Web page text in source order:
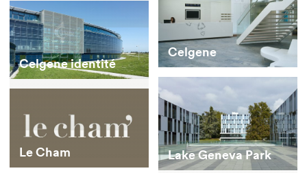
Celgene
Celgene identité
Lake Geneva Park
Le Cham